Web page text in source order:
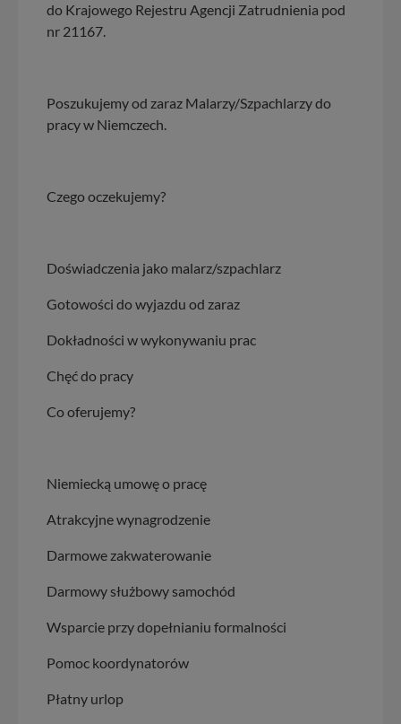
do Krajowego Rejestru Agencji Zatrudnienia pod
nr 21167.
Poszukujemy od zaraz Malarzy/Szpachlarzy do
pracy w Niemczech.
Czego oczekujemy?
Doświadczenia jako malarz/szpachlarz
Gotowości do wyjazdu od zaraz
Dokładności w wykonywaniu prac
Chęć do pracy
Co oferujemy?
Niemiecką umowę o pracę
Atrakcyjne wynagrodzenie
Darmowe zakwaterowanie
Darmowy służbowy samochód
Wsparcie przy dopełnianiu formalności
Pomoc koordynatorów
Płatny urlop